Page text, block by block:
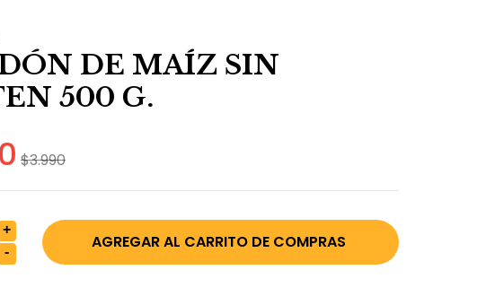
DE MAÍZ SIN
500 G.
$3.990
+
-